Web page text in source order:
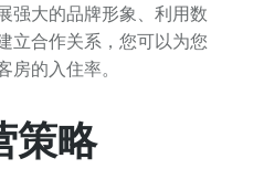
强大的品牌形象、利用数
立合作关系，您可以为您
的入住率。
策略